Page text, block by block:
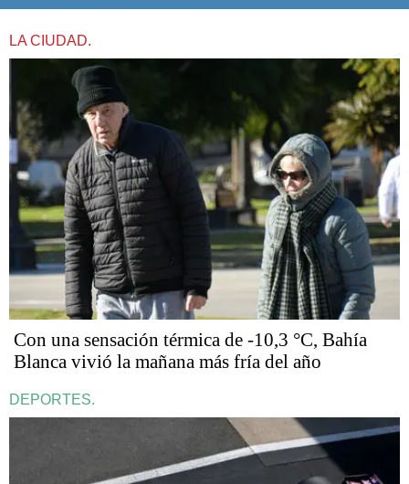
LA CIUDAD.
Con una sensación térmica de -10,3 °C, Bahía
Blanca vivió la mañana más fría del año
DEPORTES.